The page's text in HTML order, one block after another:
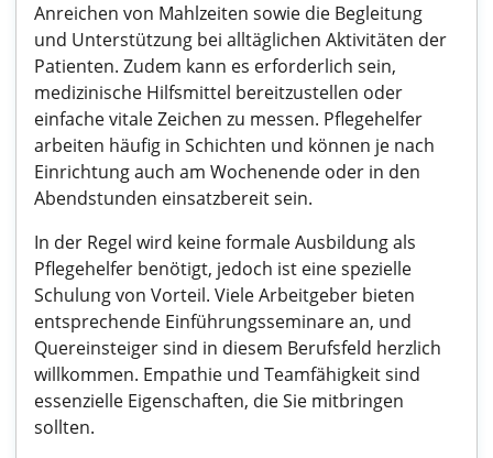
Anreichen von Mahlzeiten sowie die Begleitung
und Unterstützung bei alltäglichen Aktivitäten der
Patienten. Zudem kann es erforderlich sein,
medizinische Hilfsmittel bereitzustellen oder
einfache vitale Zeichen zu messen. Pflegehelfer
arbeiten häufig in Schichten und können je nach
Einrichtung auch am Wochenende oder in den
Abendstunden einsatzbereit sein.
In der Regel wird keine formale Ausbildung als
Pflegehelfer benötigt, jedoch ist eine spezielle
Schulung von Vorteil. Viele Arbeitgeber bieten
entsprechende Einführungsseminare an, und
Quereinsteiger sind in diesem Berufsfeld herzlich
willkommen. Empathie und Teamfähigkeit sind
essenzielle Eigenschaften, die Sie mitbringen
sollten.